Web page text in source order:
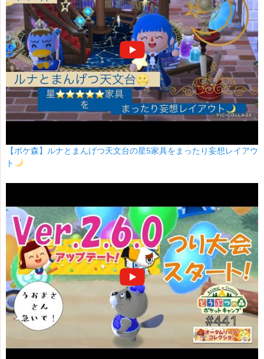
【ポケ森】ルナとまんげつ天文台の星5家具をまったり妄想レイアウ
ト